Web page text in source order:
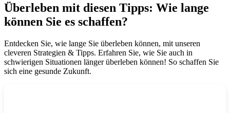
Überleben mit diesen Tipps: Wie lange
können Sie es schaffen?
Entdecken Sie, wie lange Sie überleben können, mit unseren
cleveren Strategien & Tipps. Erfahren Sie, wie Sie auch in
schwierigen Situationen länger überleben können! So schaffen Sie
sich eine gesunde Zukunft.